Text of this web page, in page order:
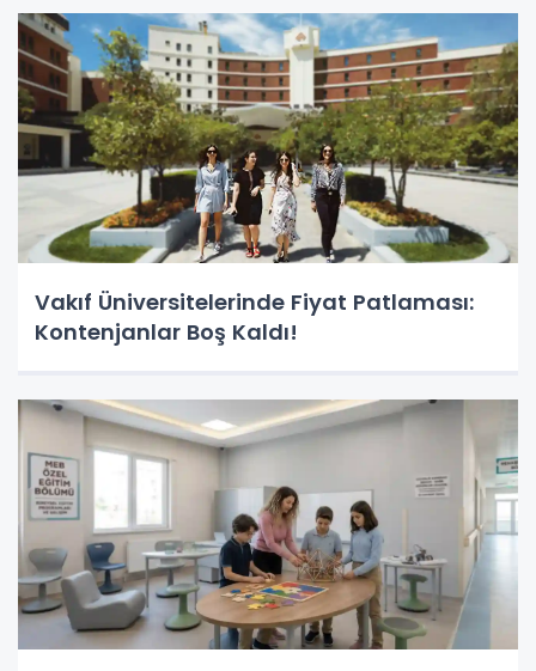
Vakıf Üniversitelerinde Fiyat Patlaması:
Kontenjanlar Boş Kaldı!